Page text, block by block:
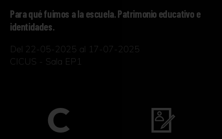
Para qué fuimos a la escuela. Patrimonio educativo e
identidades.
Del 22-05-2025 al 17-07-2025
CICUS - Sala EP1